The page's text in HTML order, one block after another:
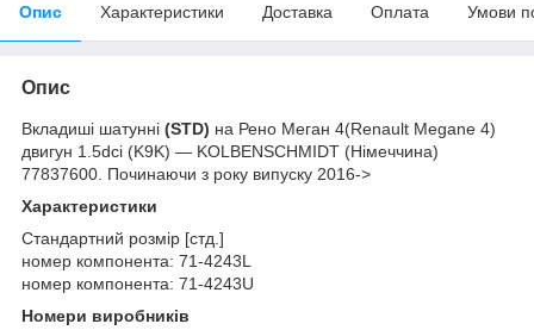
Опис Характеристики Доставка Оплата Умови
Опис
Вкладиші шатунні (STD) на Рено Меган 4(Renault Megane 4)
двигун 1.5dci (K9K) ― KOLBENSCHMIDT (Німеччина)
77837600. Починаючи з року випуску 2016->
Характеристики
Стандартний розмір [стд.]
номер компонента: 71-4243L
номер компонента: 71-4243U
Номери виробників